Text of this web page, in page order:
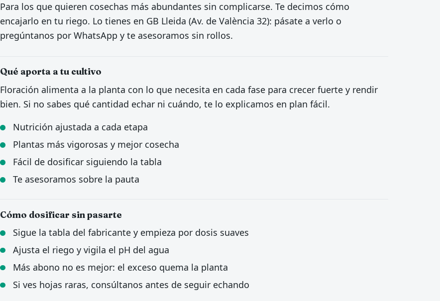
Para los que quieren cosechas más abundantes sin complicarse. Te decimos cómo
encajarlo en tu riego. Lo tienes en GB Lleida (Av. de València 32): pásate a verlo o
pregúntanos por WhatsApp y te asesoramos sin rollos.
Qué aporta a tu cultivo
Floración alimenta a la planta con lo que necesita en cada fase para crecer fuerte y rendir
bien. Si no sabes qué cantidad echar ni cuándo, te lo explicamos en plan fácil.
Nutrición ajustada a cada etapa
Plantas más vigorosas y mejor cosecha
Fácil de dosificar siguiendo la tabla
Te asesoramos sobre la pauta
Cómo dosificar sin pasarte
Sigue la tabla del fabricante y empieza por dosis suaves
Ajusta el riego y vigila el pH del agua
Más abono no es mejor: el exceso quema la planta
Si ves hojas raras, consúltanos antes de seguir echando